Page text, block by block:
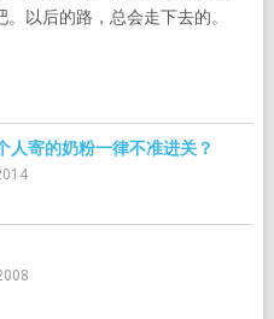
以后的路，总会走下去的。
人寄的奶粉一律不准进关？